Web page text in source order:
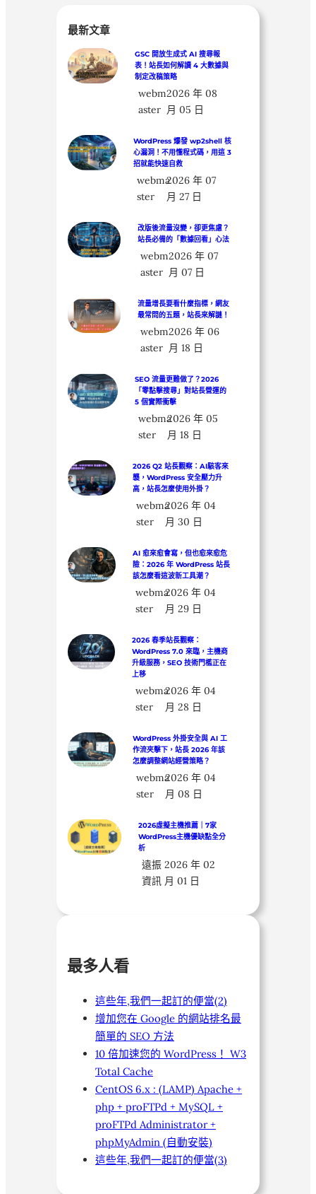
最新文章
GSC 開放生成式 AI 搜尋報
表！站長如何解讀 4 大數據與
制定改稿策略
webm
aster
2026 年 08
月 05 日
WordPress 爆發 wp2shell 核
心漏洞！不用懂程式碼，用這 3
招就能快速自救
webma
ster
2026 年 07
月 27 日
改版後流量沒變，卻更焦慮？
站長必備的「數據回看」心法
webm
aster
2026 年 07
月 07 日
流量增長要看什麼指標，網友
最常問的五題，站長來解謎！
webm
aster
2026 年 06
月 18 日
SEO 流量更難做了？2026
「零點擊搜尋」對站長營運的
5 個實際衝擊
webma
ster
2026 年 05
月 18 日
2026 Q2 站長觀察：AI駭客來
襲，WordPress 安全壓力升
高，站長怎麼使用外掛？
webma
ster
2026 年 04
月 30 日
AI 愈來愈會寫，但也愈來愈危
險：2026 年 WordPress 站長
該怎麼看這波新工具潮？
webma
ster
2026 年 04
月 29 日
2026 春季站長觀察：
WordPress 7.0 來臨，主機商
升級服務，SEO 技術門檻正在
上移
webma
ster
2026 年 04
月 28 日
WordPress 外掛安全與 AI 工
作流夾擊下，站長 2026 年該
怎麼調整網站經營策略？
webma
ster
2026 年 04
月 08 日
2026虛擬主機推薦｜7家
WordPress主機優缺點全分
析
遠振
資訊
2026 年 02
月 01 日
最多人看
這些年,我們一起訂的便當(2)
增加您在 Google 的網站排名最
簡單的 SEO 方法
10 倍加速您的 WordPress！ W3
Total Cache
CentOS 6.x : (LAMP) Apache +
php + proFTPd + MySQL +
proFTPd Administrator +
phpMyAdmin (自動安裝)
這些年,我們一起訂的便當(3)